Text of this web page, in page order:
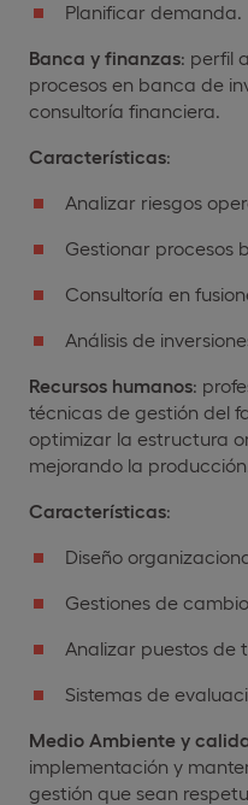
Planificar demanda.
Banca y finanzas: perfil
procesos en banca de
consultoría financiera.
Características:
Analizar riesgos
Gestionar procesos
Consultoría en
Análisis de
Recursos humanos:
técnicas de gestión del
optimizar la estructura
mejorando la producción.
Características:
Diseño
Gestiones de cambio.
Analizar puestos de
Sistemas de
Medio Ambiente y
implementación y
gestión que sean